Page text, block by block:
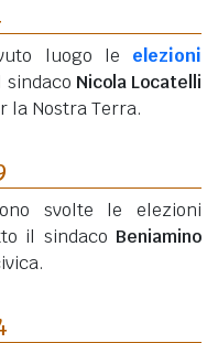
luogo le elezioni
sindaco Nicola Locatelli
la Nostra Terra.
svolte le elezioni
il sindaco Beniamino